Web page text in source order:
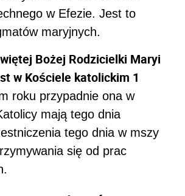
w Efezie. Jest to
maryjnych.
Bożej Rodzicielki Maryi
w Kościele katolickim 1
roku przypadnie ona w
mają tego dnia
tego dnia w mszy
się od prac